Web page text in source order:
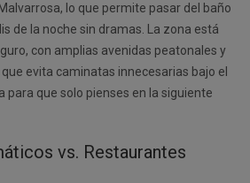
lo que permite pasar del baño
de la noche sin dramas. La zona está
con amplias avenidas peatonales y
evita caminatas innecesarias bajo el
para que solo pienses en la siguiente
vs. Restaurantes